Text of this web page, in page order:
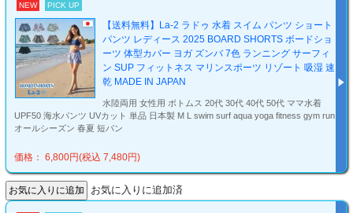
NEW PICK UP
【送料無料】La-2 ラドゥ 水着 スイム パンツ ショート
パンツ レディース 2025 BOARD SHORTS ボードショ
ーツ 体型カバー ヨガ ズンバ 7色 ランニング サーフィ
ン SUP フィットネス マリンスポーツ リゾート 吸湿 速
乾 MADE IN JAPAN
水陸両用 女性用 ボトムス 20代 30代 40代 50代 ママ水着
UPF50 海水パンツ UVカット 単品 日本製 M L swim surf aqua yoga fitness gym run
オールシーズン 春夏 短パン
価格： 6,800円(税込 7,480円)
お気に入りに追加済